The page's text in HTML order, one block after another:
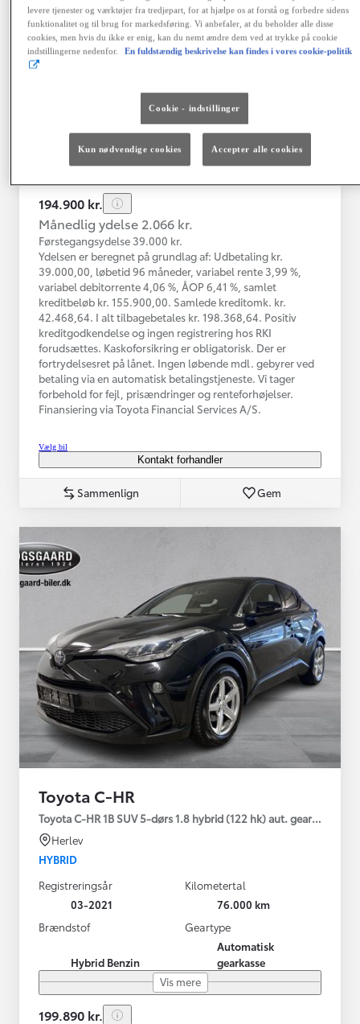
Yaris 4A Hatchback 1.5 hybrid (116 hk) aut. gear Active -
Nykøbing Mors
HYBRID
43.000 km
Hybrid Benzin
Geartype
Automatisk
gearkasse
Vis mere
194.900 kr.
Månedlig ydelse 2.066 kr.
Førstegangsydelse 39.000 kr.
Ydelsen er beregnet på grundlag af: Udbetaling kr.
39.000,00, løbetid 96 måneder, variabel rente 3,99 %,
variabel debitorrente 4,06 %, ÅOP 6,41 %, samlet
kreditbeløb kr. 155.900,00. Samlede kreditomk. kr.
42.468,64. I alt tilbagebetales kr. 198.368,64. Positiv
kreditgodkendelse og ingen registrering hos RKI
forudsættes. Kaskoforsikring er obligatorisk. Der er
fortrydelsesret på lånet. Ingen løbende mdl. gebyrer ved
betaling via en automatisk betalingstjeneste. Vi tager
forbehold for fejl, prisændringer og renteforhøjelser.
Finansiering via Toyota Financial Services A/S.
Vælg bil
Kontakt forhandler
Sammenlign Gem
Toyota C-HR
Toyota C-HR 1B SUV 5-dørs 1.8 hybrid (122 hk) aut. gear C-LUB -
Herlev
HYBRID
Registreringsår
03-2021
Kilometertal
76.000 km
Brændstof
Hybrid Benzin
Geartype
Automatisk
gearkasse
Vis mere
199.890 kr.
levere tjenester og værktøjer fra tredjepart, for at hjælpe os at forstå og forbedre sidens
funktionalitet og til brug for markedsføring. Vi anbefaler, at du beholder alle disse
cookies, men hvis du ikke er enig, kan du nemt ændre dem ved at trykke på cookie
indstillingerne nedenfor.
En fuldstændig beskrivelse kan findes i vores cookie-politik
Cookie - indstillinger
Kun nødvendige cookies Accepter alle cookies